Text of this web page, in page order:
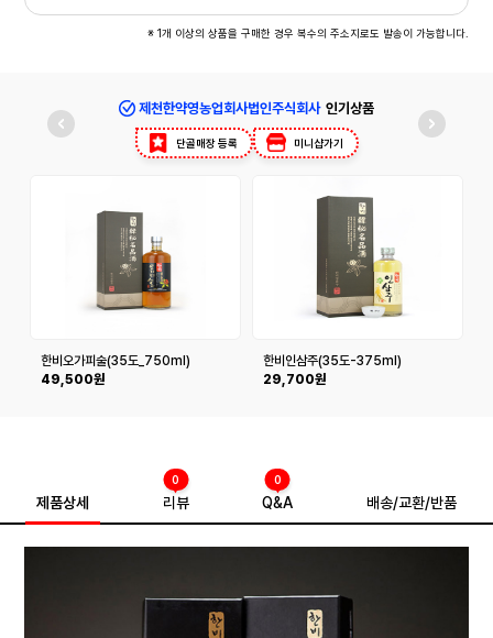
※ 1개 이상의 상품을 구매한 경우 복수의 주소지로도 발송이 가능합니다.
제천한약영농업회사법인주식회사 인기상품
단골매장 등록 미니샵가기
한비오가피술(35도_750ml)
49,500원
한비인삼주(35도-375ml)
29,700원
제품상세 리뷰
0
Q&A
0
배송/교환/반품